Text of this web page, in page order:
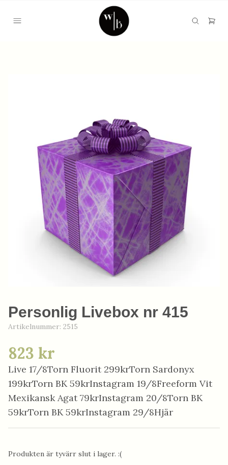
Personlig Livebox nr 415
Artikelnummer: 2515
823 kr
Live 17/8Torn Fluorit 299krTorn Sardonyx
199krTorn BK 59krInstagram 19/8Freeform Vit
Mexikansk Agat 79krInstagram 20/8Torn BK
59krTorn BK 59krInstagram 29/8Hjär
Produkten är tyvärr slut i lager. :(